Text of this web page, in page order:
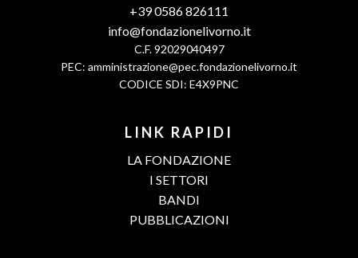
+39 0586 826111
info@fondazionelivorno.it
C.F. 92029040497
PEC: amministrazione@pec.fondazionelivorno.it
CODICE SDI: E4X9PNC
LINK RAPIDI
LA FONDAZIONE
I SETTORI
BANDI
PUBBLICAZIONI